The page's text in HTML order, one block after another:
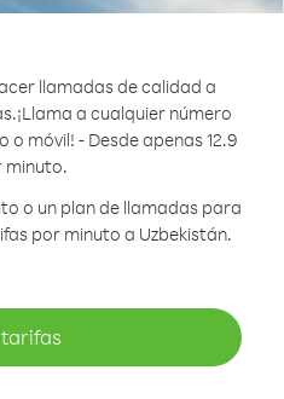
llamadas de calidad a
¡Llama a cualquier número
o móvil! - Desde apenas 12.9
minuto.
o un plan de llamadas para
por minuto a Uzbekistán.